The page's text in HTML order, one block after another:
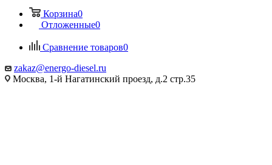
Корзина0
Отложенные0
Сравнение товаров0
zakaz@energo-diesel.ru
Москва, 1-й Нагатинский проезд, д.2 стр.35